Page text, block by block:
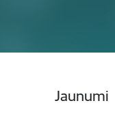
Jaunumi